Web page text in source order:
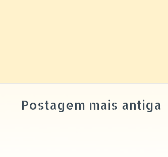
Postagem mais antiga